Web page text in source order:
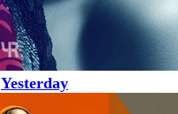
Yesterday